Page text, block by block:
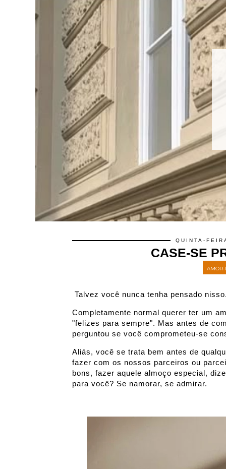
QUINTA-
CASE-SE
AMOR-
Talvez você nunca tenha pensado
Completamente normal querer ter um
"felizes para sempre". Mas antes de
perguntou se você comprometeu-se
Aliás, você se trata bem antes de
fazer com os nossos parceiros ou
bons, fazer aquele almoço especial,
para você? Se namorar, se admirar.